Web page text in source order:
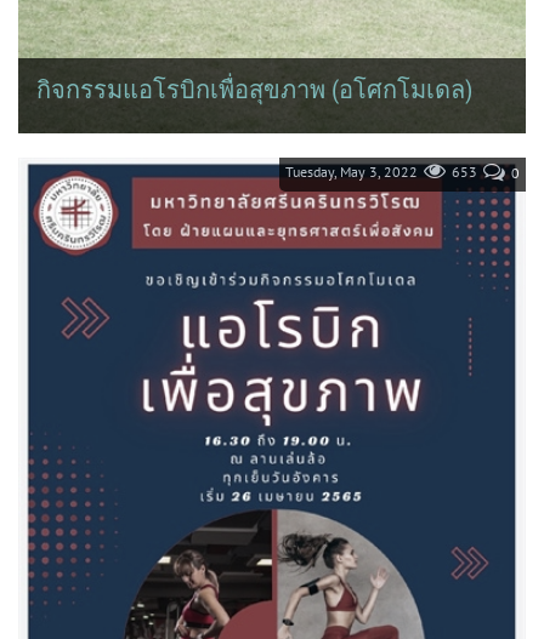
กิจกรรมแอโรบิกเพื่อสุขภาพ (อโศกโมเดล)
1...
Tuesday, May 3, 2022 0
653